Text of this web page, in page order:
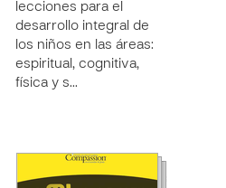
lecciones para el
desarrollo integral de
los niños en las áreas:
espiritual, cognitiva,
física y s…